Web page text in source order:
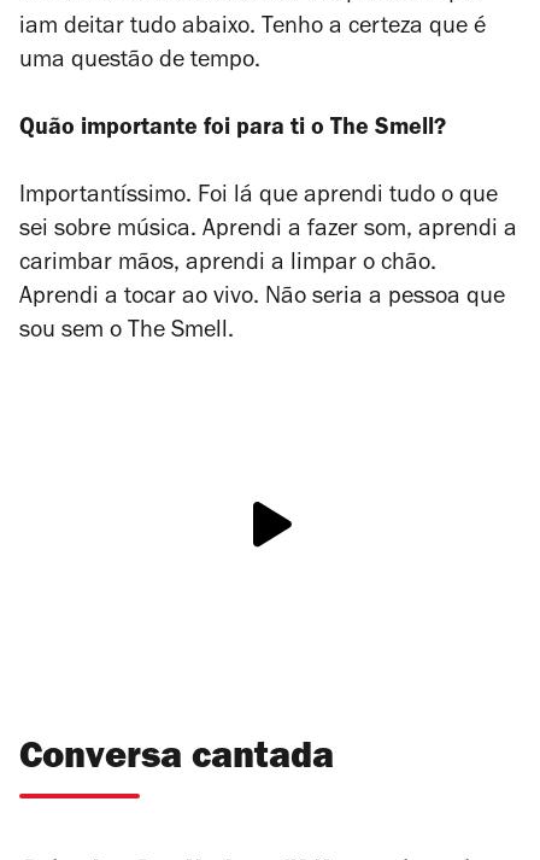
iam deitar tudo abaixo. Tenho a certeza que é
uma questão de tempo.
Quão importante foi para ti o The Smell?
Importantíssimo. Foi lá que aprendi tudo o que
sei sobre música. Aprendi a fazer som, aprendi a
carimbar mãos, aprendi a limpar o chão.
Aprendi a tocar ao vivo. Não seria a pessoa que
sou sem o The Smell.
Conversa cantada